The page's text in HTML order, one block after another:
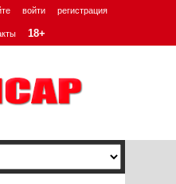
войти регистрация
18+